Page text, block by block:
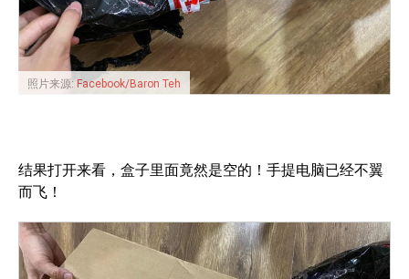
照片来源: Facebook/Baron Teh
结果打开来看，盒子里面竟然是空的！手提电脑已经不翼
而飞！